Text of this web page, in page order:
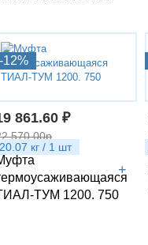
-12%
20.07 кг / 1 шт
861.60 ₽
+
570.00р
ТУМ 1200. 750